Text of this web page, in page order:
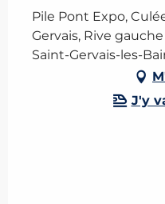
Pile Pont Expo,
Gervais, Rive
Saint-Gervais-les-
J'y